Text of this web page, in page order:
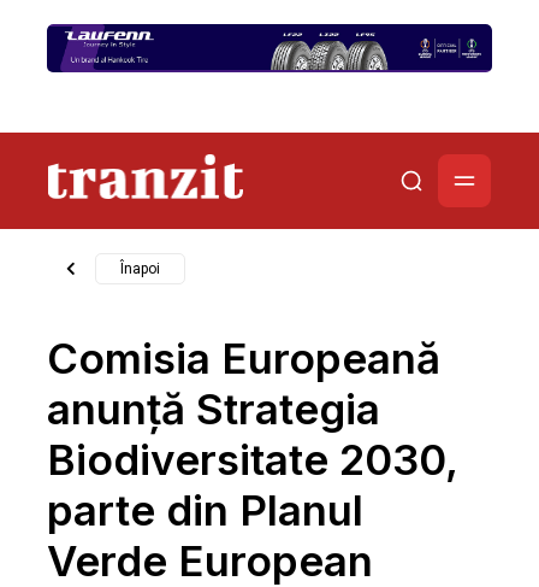
Înapoi
Comisia Europeană
anunţă Strategia
Biodiversitate 2030,
parte din Planul
Verde European